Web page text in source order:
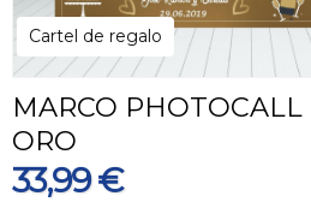
Cartel de regalo
MARCO
ORO
33,99 €